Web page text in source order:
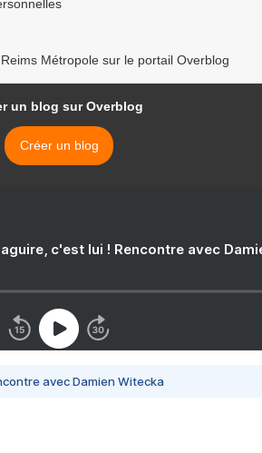
Métropole sur le portail Overblog
un blog sur Overblog
Créer un blog
c'est lui ! Rencontre avec
avec Damien Witecka